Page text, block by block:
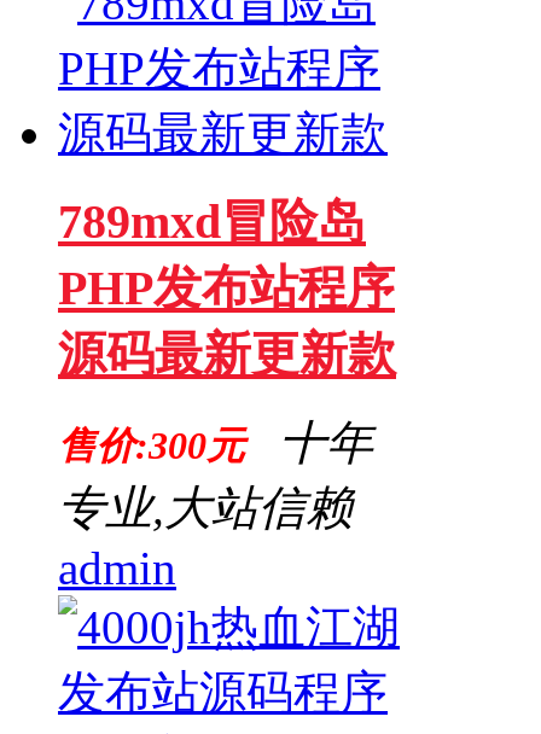
789mxd冒险岛
PHP发布站程序
源码最新更新款
售价:300元
十年
专业,大站信赖
admin